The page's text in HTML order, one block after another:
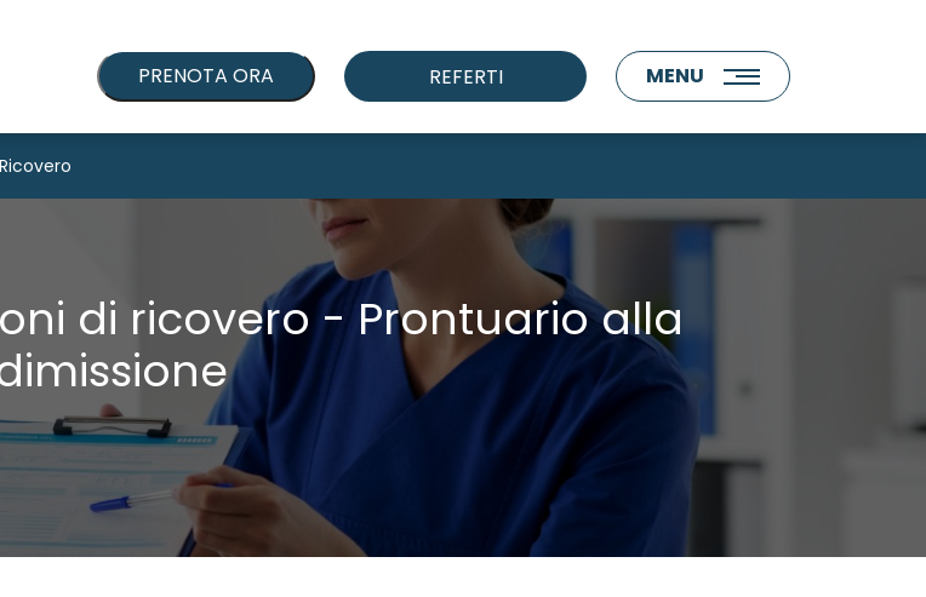
PRENOTA ORA REFERTI MENU
di ricovero - Prontuario alla